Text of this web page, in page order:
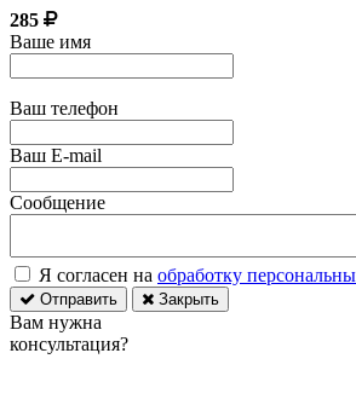
285
Ваше имя
Ваш телефон
Ваш E-mail
Сообщение
Я согласен на обработку
Отправить Закрыть
Вам нужна
консультация?